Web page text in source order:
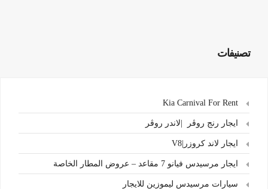
تصنيفات
ايجار رنج روڤر |لاندر روڤر
ايجار لاند كروزر|V8
ايجار مرسيدس فيانو 7 مقاعد – عروض المطار الخاصة
سيارات مرسيدس ليموزين للايجار